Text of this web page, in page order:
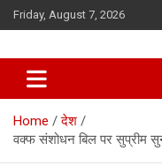
Skip
to
Friday, August 7, 2026
Home
देश
वक्फ संशोधन बिल पर सुप्रीम